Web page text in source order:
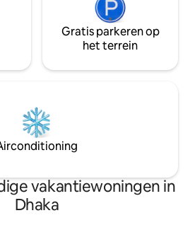
Gratis parkeren op
het terrein
vakantiewoningen in
Dhaka